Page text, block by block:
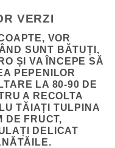
VERZI
VOR
SUNT BĂTUȚI,
ȘI VA ÎNCEPE SĂ
PEPENILOR
LA 80-90 DE
A RECOLTA
TĂIAȚI TULPINA
DE FRUCT,
DELICAT